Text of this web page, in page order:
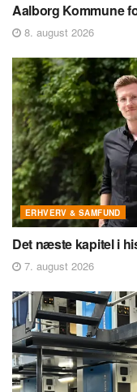
Aalborg Kommune
8. august 2026
ERHVERV & SAMFUND
Det næste kapitel i
7. august 2026